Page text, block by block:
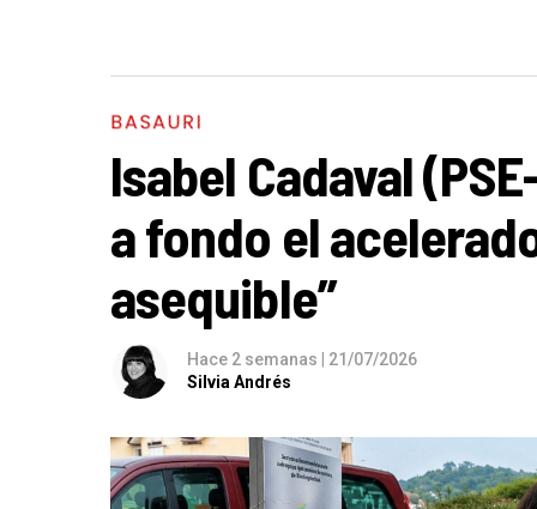
BASAURI
Isabel Cadaval
a fondo el
asequible”
Hace 2 semanas | 21/07/2026
Silvia Andrés